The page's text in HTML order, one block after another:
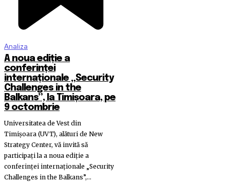
Analiza
A noua ediție a
conferinței
internaționale „Security
Challenges in the
Balkans”, la Timișoara, pe
9 octombrie
Universitatea de Vest din
Timișoara (UVT), alături de New
Strategy Center, vă invită să
participați la a noua ediție a
conferinței internaționale „Security
Challenges in the Balkans”,...